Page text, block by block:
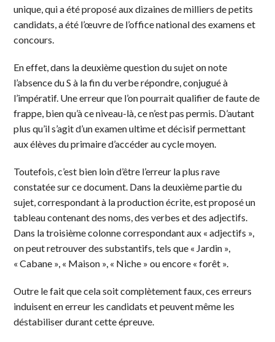
unique, qui a été proposé aux dizaines de milliers de petits
candidats, a été l’œuvre de l’office national des examens et
concours.
En effet, dans la deuxième question du sujet on note
l’absence du S à la fin du verbe répondre, conjugué à
l’impératif. Une erreur que l’on pourrait qualifier de faute de
frappe, bien qu’à ce niveau-là, ce n’est pas permis. D’autant
plus qu’il s’agit d’un examen ultime et décisif permettant
aux élèves du primaire d’accéder au cycle moyen.
Toutefois, c’est bien loin d’être l’erreur la plus rave
constatée sur ce document. Dans la deuxième partie du
sujet, correspondant à la production écrite, est proposé un
tableau contenant des noms, des verbes et des adjectifs.
Dans la troisième colonne correspondant aux « adjectifs »,
on peut retrouver des substantifs, tels que « Jardin »,
« Cabane », « Maison », « Niche » ou encore « forêt ».
Outre le fait que cela soit complètement faux, ces erreurs
induisent en erreur les candidats et peuvent même les
déstabiliser durant cette épreuve.